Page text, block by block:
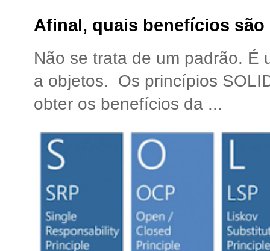
Afinal, quais benefícios
Não se trata de um padrão. É
a objetos. Os princípios
obter os benefícios da ...